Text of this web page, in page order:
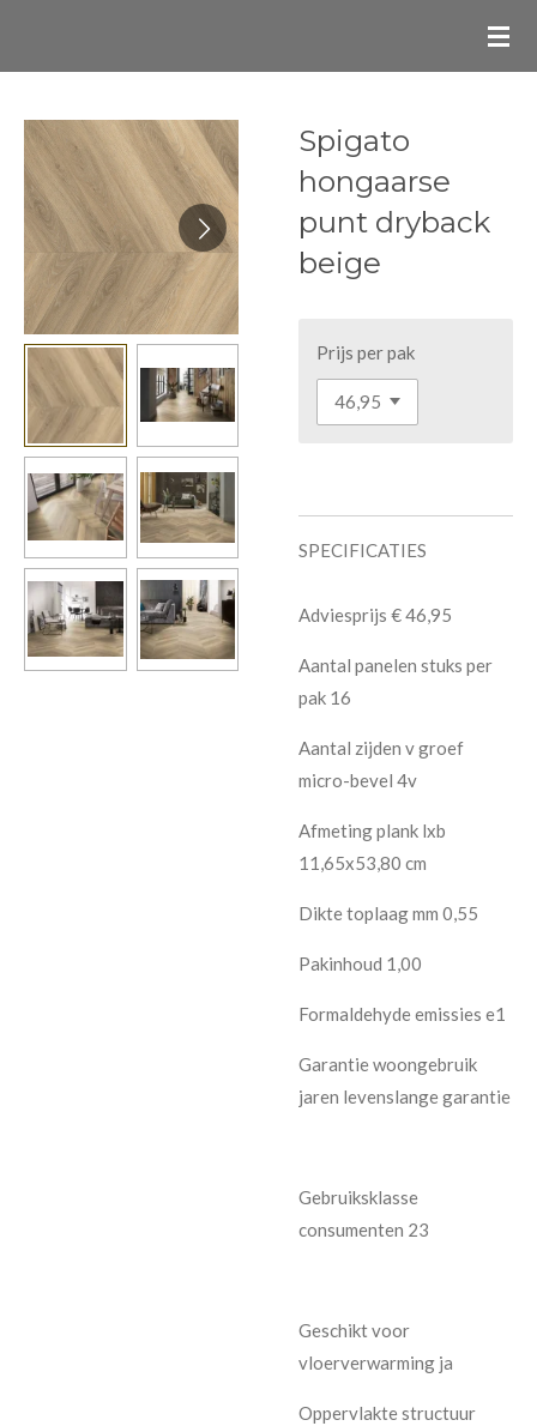
de
hoofdinhoud
Spigato
hongaarse
punt dryback
beige
Prijs per pak
SPECIFICATIES
Adviesprijs € 46,95
Aantal panelen stuks per
pak 16
Aantal zijden v groef
micro-bevel 4v
Afmeting plank lxb
11,65x53,80 cm
Dikte toplaag mm 0,55
Pakinhoud 1,00
Formaldehyde emissies e1
Garantie woongebruik
jaren levenslange garantie
Gebruiksklasse
consumenten 23
Geschikt voor
vloerverwarming ja
Oppervlakte structuur